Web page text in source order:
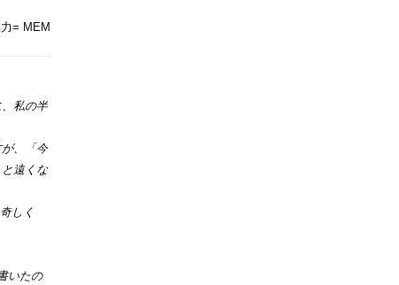
= MEM
私の半
、「今
遠くな
しく
いたの